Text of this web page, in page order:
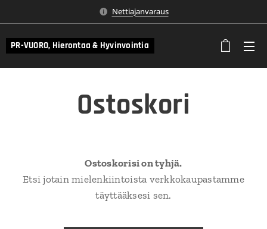
Nettiajanvaraus
PR-VUORO, Hierontaa & Hyvinvointia
Ostoskori
Ostoskorisi on tyhjä.
Etsi jotain mielenkiintoista verkkokaupastamme
täyttääksesi sen.